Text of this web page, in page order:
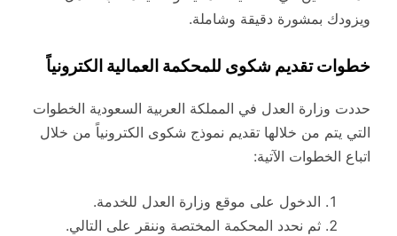
ويزودك بمشورة دقيقة وشاملة.
خطوات تقديم شكوى للمحكمة العمالية الكترونياً
حددت وزارة العدل في المملكة العربية السعودية الخطوات
التي يتم من خلالها تقديم نموذج شكوى الكترونياً من خلال
اتباع الخطوات الآتية:
الدخول على موقع وزارة العدل للخدمة.
ثم نحدد المحكمة المختصة وننقر على التالي.